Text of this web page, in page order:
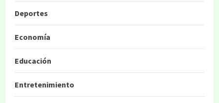
Deportes
Economía
Educación
Entretenimiento